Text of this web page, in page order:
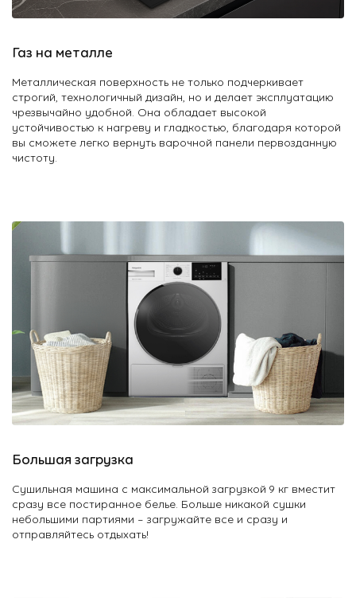
Газ на металле
Металлическая поверхность не только подчеркивает
строгий, технологичный дизайн, но и делает эксплуатацию
чрезвычайно удобной. Она обладает высокой
устойчивостью к нагреву и гладкостью, благодаря которой
вы сможете легко вернуть варочной панели первозданную
чистоту.
Большая загрузка
Сушильная машина с максимальной загрузкой 9 кг вместит
сразу все постиранное белье. Больше никакой сушки
небольшими партиями – загружайте все и сразу и
отправляйтесь отдыхать!